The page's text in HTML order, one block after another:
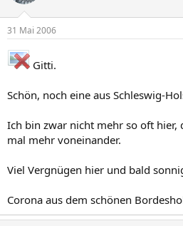
31 Mai 2006
Gitti.
Schön, noch eine aus Schleswig-
Ich bin zwar nicht mehr so oft hier,
mal mehr voneinander.
Viel Vergnügen hier und bald
Corona aus dem schönen